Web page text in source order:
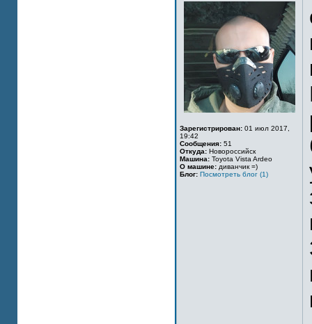
Зарегистрирован: 01 июл 2017,
19:42
Сообщения: 51
Откуда: Новороссийск
Машина: Toyota Vista Ardeo
О машине: диванчик =)
Блог: Посмотреть блог (1)